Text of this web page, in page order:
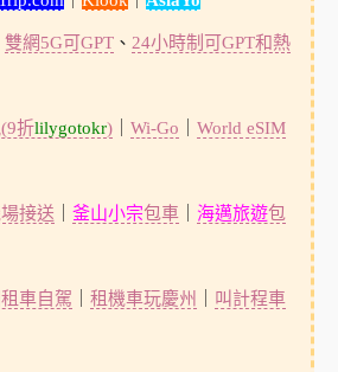
雙網5G可GPT、 24小時制可GPT和熱
折lilygotokr)｜ Wi-Go World eSIM
接送 釜山小宗包車｜ 海邁旅遊包
車自駕 租機車玩慶州 叫計程車